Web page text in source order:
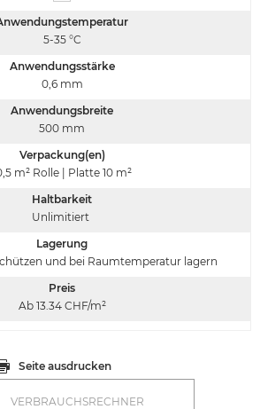
5-35 °C
Anwendungsstärke
0,6 mm
Anwendungsbreite
500 mm
Verpackung(en)
m² Rolle | Platte 10 m²
Haltbarkeit
Unlimitiert
Lagerung
und bei Raumtemperatur lagern
Preis
Ab 13.34 CHF/m²
Seite ausdrucken
VERBRAUCHSRECHNER